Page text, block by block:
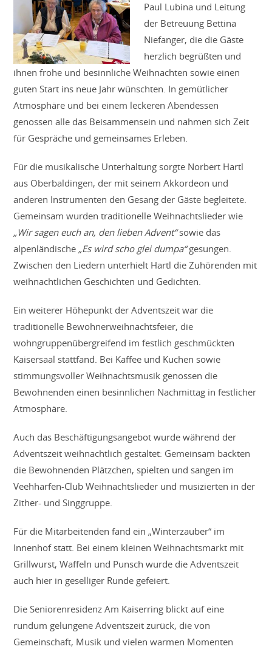
Paul Lubina und Leitung
der Betreuung Bettina
Niefanger, die die Gäste
herzlich begrüßten und
ihnen frohe und besinnliche Weihnachten sowie einen
guten Start ins neue Jahr wünschten. In gemütlicher
Atmosphäre und bei einem leckeren Abendessen
genossen alle das Beisammensein und nahmen sich Zeit
für Gespräche und gemeinsames Erleben.
Für die musikalische Unterhaltung sorgte Norbert Hartl
aus Oberbaldingen, der mit seinem Akkordeon und
anderen Instrumenten den Gesang der Gäste begleitete.
Gemeinsam wurden traditionelle Weihnachtslieder wie
„Wir sagen euch an, den lieben Advent“sowie das
alpenländische„Es wird scho glei dumpa“gesungen.
Zwischen den Liedern unterhielt Hartl die Zuhörenden mit
weihnachtlichen Geschichten und Gedichten.
Ein weiterer Höhepunkt der Adventszeit war die
traditionelle Bewohnerweihnachtsfeier, die
wohngruppenübergreifend im festlich geschmückten
Kaisersaal stattfand. Bei Kaffee und Kuchen sowie
stimmungsvoller Weihnachtsmusik genossen die
Bewohnenden einen besinnlichen Nachmittag in festlicher
Atmosphäre.
Auch das Beschäftigungsangebot wurde während der
Adventszeit weihnachtlich gestaltet: Gemeinsam backten
die Bewohnenden Plätzchen, spielten und sangen im
Veehharfen-Club Weihnachtslieder und musizierten in der
Zither- und Singgruppe.
Für die Mitarbeitenden fand ein „Winterzauber“ im
Innenhof statt. Bei einem kleinen Weihnachtsmarkt mit
Grillwurst, Waffeln und Punsch wurde die Adventszeit
auch hier in geselliger Runde gefeiert.
Die Seniorenresidenz Am Kaiserring blickt auf eine
rundum gelungene Adventszeit zurück, die von
Gemeinschaft, Musik und vielen warmen Momenten